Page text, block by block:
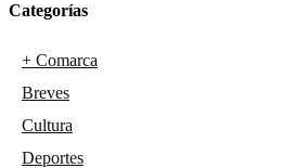
Categorías
+ Comarca
Breves
Cultura
Deportes